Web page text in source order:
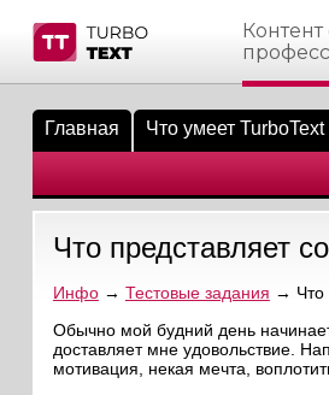
материалы
биржи
пользователи
на сайте
пользователей
сообщения
по форуму
Контент
Главная Что умеет TurboText
Что представляет
Инфо→ Тестовые задания → Что
Обычно мой будний день
доставляет мне удовольствие.
мотивация, некая мечта,